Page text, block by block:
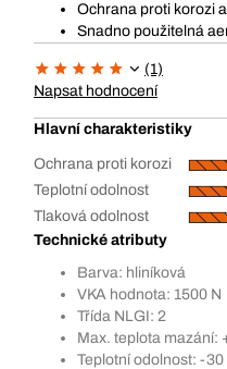
Ochrana proti korozi
Snadno použitelná
(1)
Napsat hodnocení
Hlavní charakteristiky
Ochrana proti korozi
Teplotní odolnost
Tlaková odolnost
Technické atributy
Barva: hliníková
VKA hodnota: 1500 N
Třída NLGI: 2
Max. teplota mazání:
Teplotní odolnost: -30